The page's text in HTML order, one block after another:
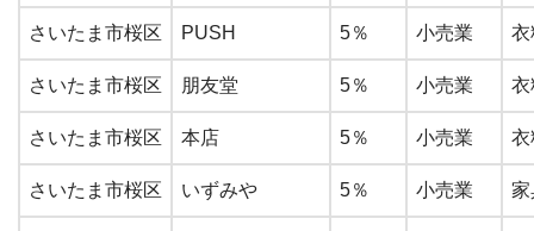
さいたま市桜区 PUSH 5％ 小売業 衣
さいたま市桜区 朋友堂 5％ 小売業 衣
さいたま市桜区 本店 5％ 小売業 衣
さいたま市桜区 いずみや 5％ 小売業 家